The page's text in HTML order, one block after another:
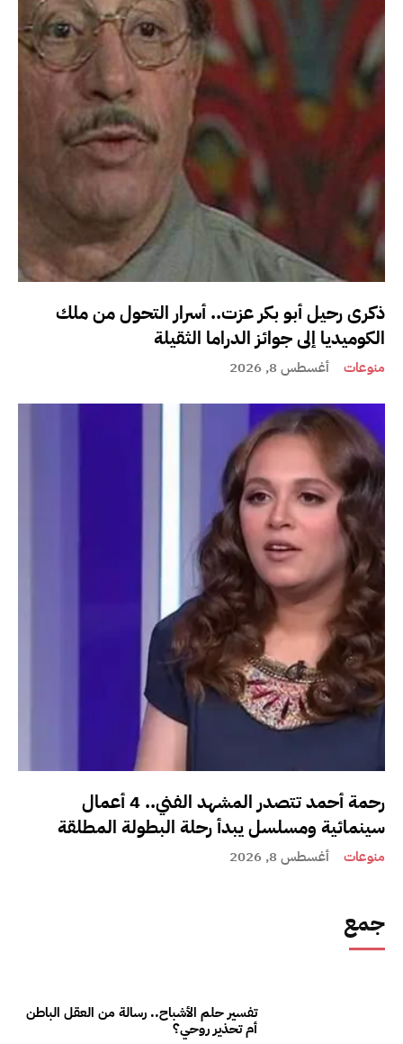
ذكرى رحيل أبو بكر عزت.. أسرار التحول من ملك
الكوميديا إلى جوائز الدراما الثقيلة
منوعات أغسطس 8, 2026
رحمة أحمد تتصدر المشهد الفني.. 4 أعمال
سينمائية ومسلسل يبدأ رحلة البطولة المطلقة
منوعات أغسطس 8, 2026
جمع
تفسير حلم الأشباح.. رسالة من العقل الباطن
أم تحذير روحي؟